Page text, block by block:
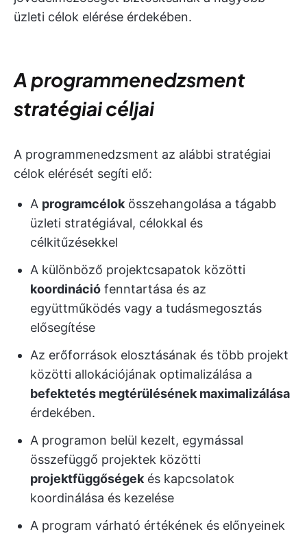
üzleti célok elérése érdekében.
A programmenedzsment
stratégiai céljai
A programmenedzsment az alábbi stratégiai
célok elérését segíti elő:
A programcélok összehangolása a tágabb
üzleti stratégiával, célokkal és
célkitűzésekkel
A különböző projektcsapatok közötti
koordináció fenntartása és az
együttműködés vagy a tudásmegosztás
elősegítése
Az erőforrások elosztásának és több projekt
közötti allokációjának optimalizálása a
befektetés megtérülésének maximalizálása
érdekében.
A programon belül kezelt, egymással
összefüggő projektek közötti
projektfüggőségek és kapcsolatok
koordinálása és kezelése
A program várható értékének és előnyeinek